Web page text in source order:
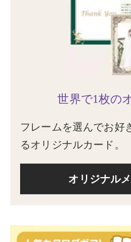
世界で1枚の
フレームを選んでお好
るオリジナルカード。
オリジナル